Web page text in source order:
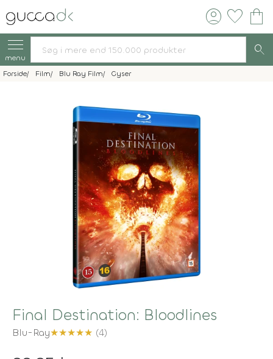
account_circle favorite shopping_bag
menu search
Forside Film Blu Ray Film Gyser
Final Destination: Bloodlines
Blu-Ray★★★★★ (4)